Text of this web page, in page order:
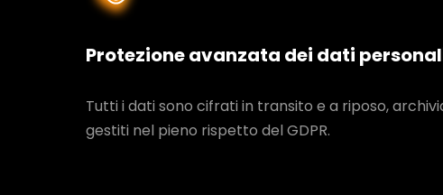
Protezione avanzata dei dati
Tutti i dati sono cifrati in transito e a riposo,
gestiti nel pieno rispetto del GDPR.